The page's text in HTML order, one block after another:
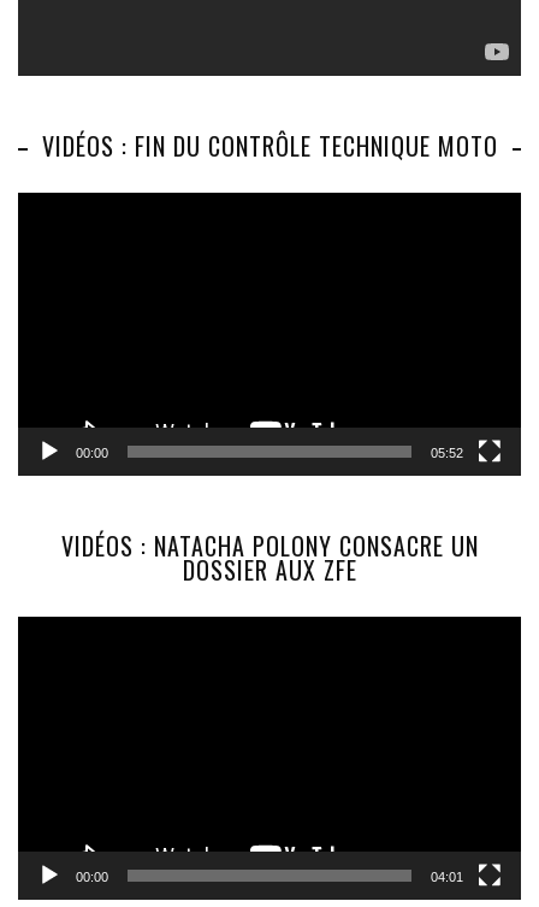
VIDÉOS : FIN DU CONTRÔLE TECHNIQUE MOTO
00:00 05:52
VIDÉOS : NATACHA POLONY CONSACRE UN
DOSSIER AUX ZFE
00:00 04:01